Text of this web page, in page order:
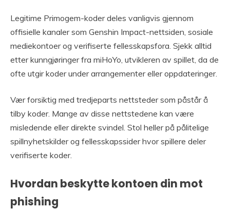
Legitime Primogem-koder deles vanligvis gjennom
offisielle kanaler som Genshin Impact-nettsiden, sosiale
mediekontoer og verifiserte fellesskapsfora. Sjekk alltid
etter kunngjøringer fra miHoYo, utvikleren av spillet, da de
ofte utgir koder under arrangementer eller oppdateringer.
Vær forsiktig med tredjeparts nettsteder som påstår å
tilby koder. Mange av disse nettstedene kan være
misledende eller direkte svindel. Stol heller på pålitelige
spillnyhetskilder og fellesskapssider hvor spillere deler
verifiserte koder.
Hvordan beskytte kontoen din mot
phishing